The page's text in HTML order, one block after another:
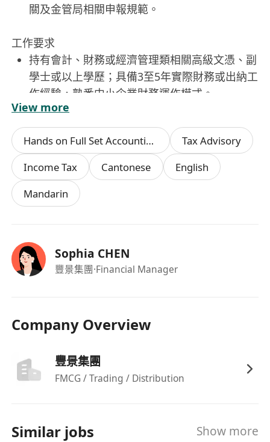
關及金管局相關申報規範。
工作要求
持有會計、財務或經濟管理類相關高級文憑、副
學士或以上學歷；具備3至5年實際財務或出納工
作經驗，熟悉中小企業財務運作模式。
精通香港《公司條例》《稅務條例》及相關會計
準則，掌握本地報稅流程（如利得稅、薪俸稅申
報基礎）、銀行監管要求及外匯管理規定。
熟練操作主流財務軟件（如SAP、QuickBooks
或本地常用系統）及Microsoft Office套裝（尤
其Excel函數與報表整合能力），具備基本數據
核對與邏輯驗證能力。
獨立處理銀行往來函件、政府表格填報及跨部門
協調事項。
具高度責任感與職業操守，細緻嚴謹、原則性
十三個月薪酬
五天工作周
View more
Hands on Full Set Accounting
Tax Advisory
Income Tax
Cantonese
English
Mandarin
Sophia CHEN
豐景集團·Financial Manager
Company Overview
豐景集團
FMCG / Trading / Distribution
Similar jobs Show more